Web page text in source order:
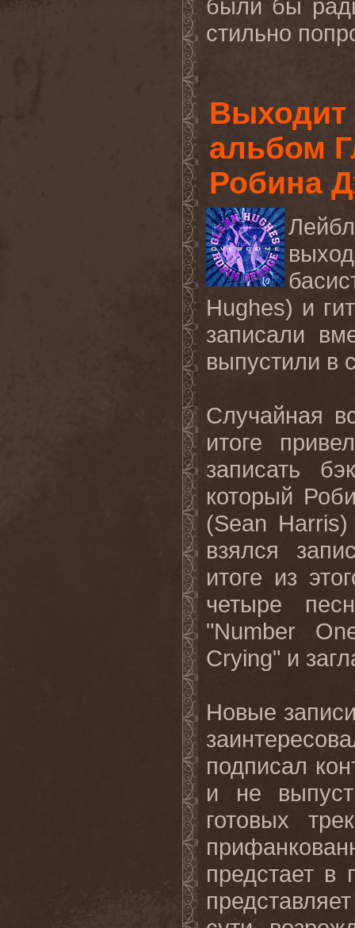
были бы
стильно
Выходит
альбом
Робина
Hughes) и
записали
выпустили в
Случайная
итоге
записать
который
(Sean Harris)
взялся
итоге из
четыре
"Number
Crying" и
Новые
подписал
и не
готовых
предстает